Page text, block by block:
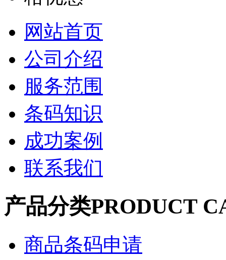
网站首页
公司介绍
服务范围
条码知识
成功案例
联系我们
产品分类PRODUCT
商品条码申请